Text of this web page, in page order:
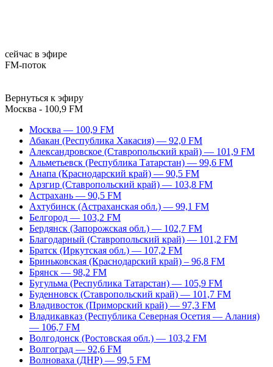
сейчас в эфире
FM-поток
Вернуться к эфиру
Москва - 100,9 FM
Москва — 100,9 FM
Абакан (Республика Хакасия) — 92,0 FM
Александровское (Ставропольский край) — 101,9 FM
Альметьевск (Республика Татарстан) — 99,6 FM
Анапа (Краснодарский край) — 90,5 FM
Арзгир (Ставропольский край) — 103,8 FM
Астрахань — 90,5 FM
Ахтубинск (Астраханская обл.) — 99,1 FM
Белгород — 103,2 FM
Бердянск (Запорожская обл.) — 102,7 FM
Благодарный (Ставропольский край) — 101,2 FM
Братск (Иркутская обл.) — 107,2 FM
Бриньковская (Краснодарский край) – 96,8 FM
Брянск — 98,2 FM
Бугульма (Республика Татарстан) — 105,9 FM
Буденновск (Ставропольский край) — 101,7 FM
Владивосток (Приморский край) — 97,3 FM
Владикавказ (Республика Северная Осетия — Алания)
— 106,7 FM
Волгодонск (Ростовская обл.) — 103,2 FM
Волгоград — 92,6 FM
Волноваха (ДНР) — 99,5 FM